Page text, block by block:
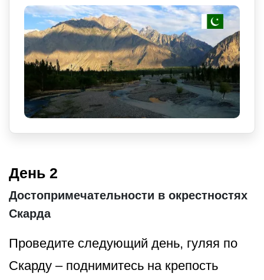
День 2
Достопримечательности в окрестностях
Скарда
Проведите следующий день, гуляя по
Скарду – поднимитесь на крепость